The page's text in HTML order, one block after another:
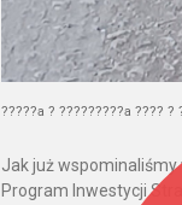
?????a ? ?????????a ???? ?
Jak już wspominaliśmy
Program Inwestycji